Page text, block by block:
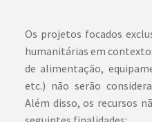
Os projetos focados
humanitárias em
de alimentação,
etc.) não serão
Além disso, os recursos